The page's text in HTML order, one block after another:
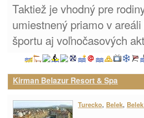
Taktiež je vhodný pre
umiestnený priamo v
športu aj voľnočasových
Kirman Belazur Resort & Spa
Turecko, Belek,